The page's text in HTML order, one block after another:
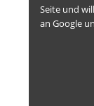
Seite und
an Google